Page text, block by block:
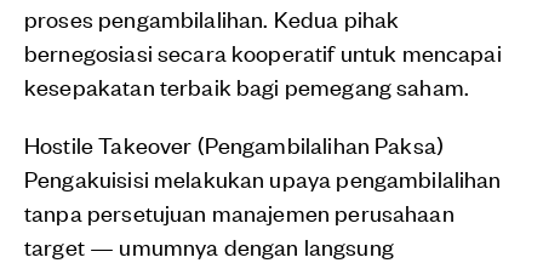
proses pengambilalihan. Kedua pihak
bernegosiasi secara kooperatif untuk mencapai
kesepakatan terbaik bagi pemegang saham.
Hostile Takeover (Pengambilalihan Paksa)
Pengakuisisi melakukan upaya pengambilalihan
tanpa persetujuan manajemen perusahaan
target — umumnya dengan langsung